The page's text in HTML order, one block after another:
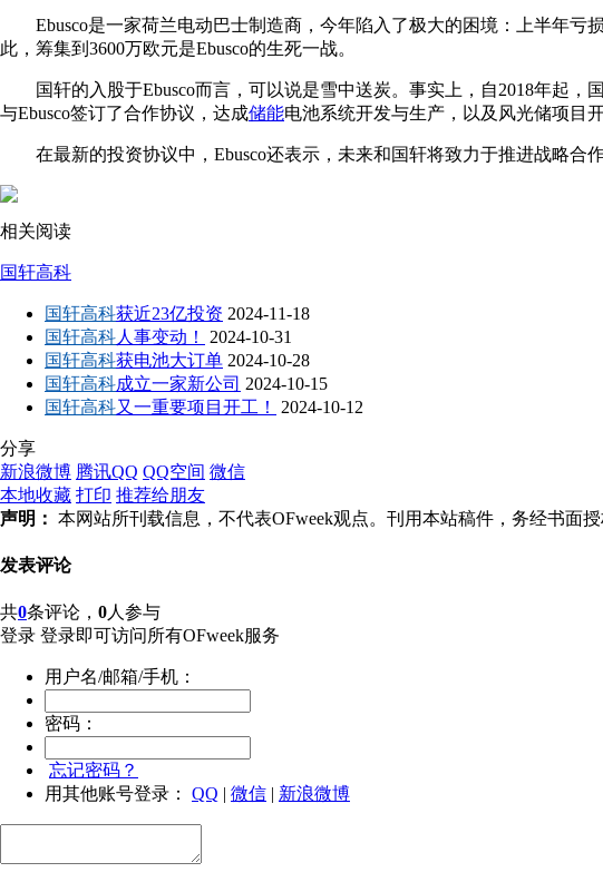
Ebusco是一家荷兰电动巴士制造商，今年陷入了极大的困境：上半年亏
此，筹集到3600万欧元是Ebusco的生死一战。
国轩的入股于Ebusco而言，可以说是雪中送炭。事实上，自2018年起，
与Ebusco签订了合作协议，达成储能电池系统开发与生产，以及风光储项目
在最新的投资协议中，Ebusco还表示，未来和国轩将致力于推进战略合
相关阅读
国轩高科
国轩高科获近23亿投资 2024-11-18
国轩高科人事变动！
2024-10-31
国轩高科获电池大订单 2024-10-28
国轩高科成立一家新公司 2024-10-15
国轩高科又一重要项目开工！ 2024-10-12
分享
新浪微博 腾讯QQ QQ空间 微信
本地收藏 打印 推荐给朋友
声明： 本网站所刊载信息，不代表OFweek观点。刊用本站稿件，务经书面
发表评论
共0条评论， 0人参与
登录 登录即可访问所有OFweek服务
用户名/邮箱/手机：
密码：
忘记密码？
用其他账号登录： QQ | 微信 | 新浪微博